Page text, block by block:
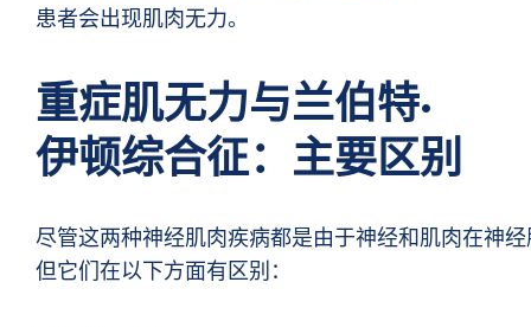
患者会出现肌肉无力。
重症肌无力与兰伯特·
伊顿综合征：主要区别
尽管这两种神经肌肉疾病都是由于神经和肌肉在神
但它们在以下方面有区别：